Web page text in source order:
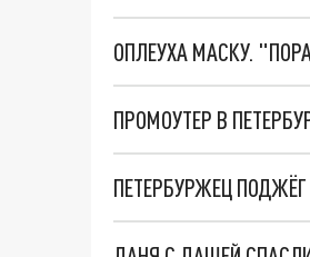
ОПЛЕУХА МАСКУ.
ПРОМОУТЕР В
ПЕТЕРБУРЖЕЦ